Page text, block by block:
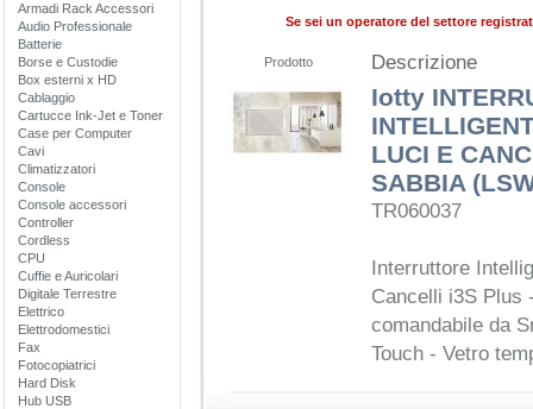
Armadi Rack Accessori
Audio Professionale
Batterie
Borse e Custodie
Box esterni x HD
Cablaggio
Cartucce Ink-Jet e Toner
Case per Computer
Cavi
Climatizzatori
Console
Console accessori
Controller
Cordless
CPU
Cuffie e Auricolari
Digitale Terrestre
Elettrico
Elettrodomestici
Fax
Fotocopiatrici
Hard Disk
Hub USB
Se sei un operatore del settore
Prodotto Descrizione
Iotty
LUCI E
SABBIA
TR060037
Interruttore
Cancelli i3S Plus
comandabile da
Touch - Vetro